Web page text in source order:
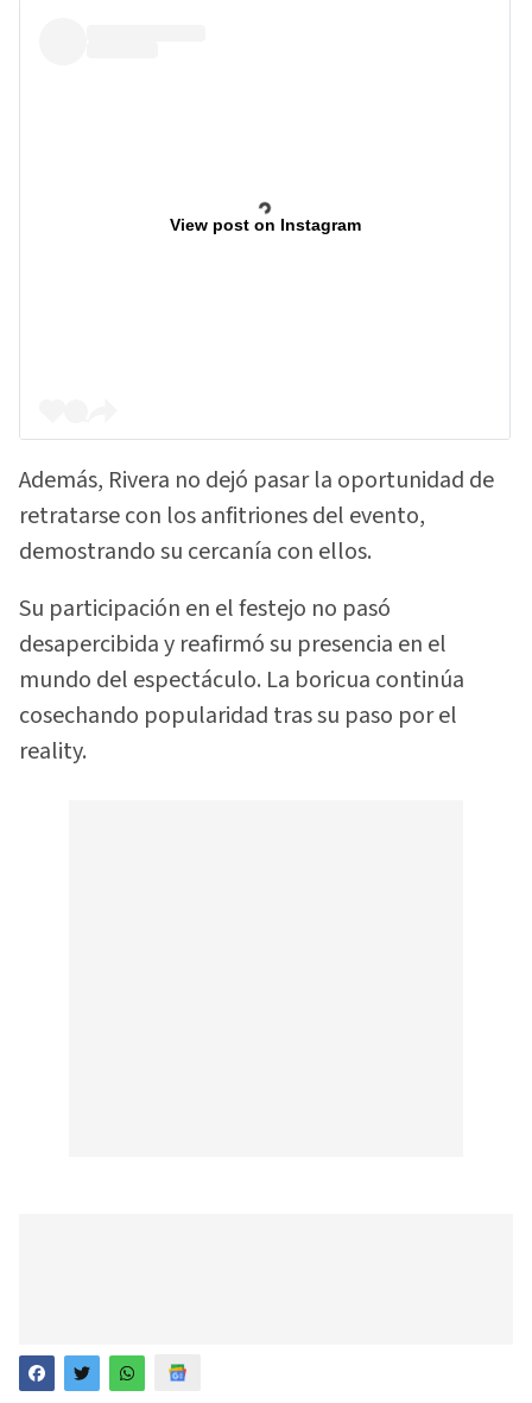
View post on Instagram
Además, Rivera no dejó pasar la oportunidad de
retratarse con los anfitriones del evento,
demostrando su cercanía con ellos.
Su participación en el festejo no pasó
desapercibida y reafirmó su presencia en el
mundo del espectáculo. La boricua continúa
cosechando popularidad tras su paso por el
reality.